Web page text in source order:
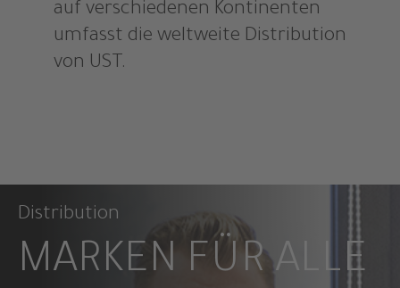
auf verschiedenen Kontinenten
umfasst die weltweite Distribution
von UST.
Distribution
MARKEN FÜR ALLE